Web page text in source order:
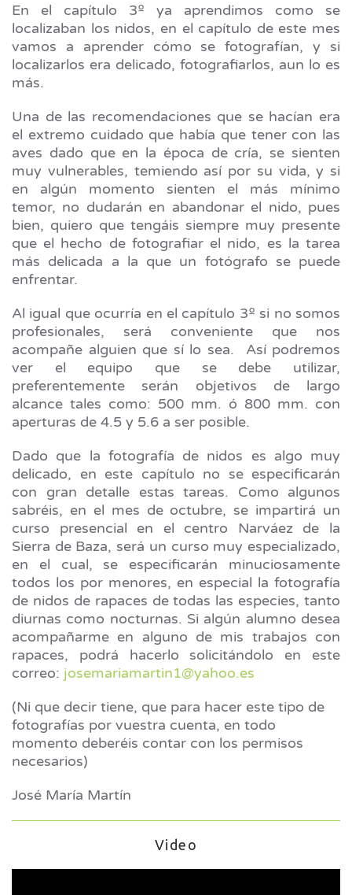
En el capítulo 3º ya aprendimos como se
localizaban los nidos, en el capítulo de este mes
vamos a aprender cómo se fotografían, y si
localizarlos era delicado, fotografiarlos, aun lo es
más.
Una de las recomendaciones que se hacían era
el extremo cuidado que había que tener con las
aves dado que en la época de cría, se sienten
muy vulnerables, temiendo así por su vida, y si
en algún momento sienten el más mínimo
temor, no dudarán en abandonar el nido, pues
bien, quiero que tengáis siempre muy presente
que el hecho de fotografiar el nido, es la tarea
más delicada a la que un fotógrafo se puede
enfrentar.
Al igual que ocurría en el capítulo 3º si no somos
profesionales, será conveniente que nos
acompañe alguien que sí lo sea. Así podremos
ver el equipo que se debe utilizar,
preferentemente serán objetivos de largo
alcance tales como: 500 mm. ó 800 mm. con
aperturas de 4.5 y 5.6 a ser posible.
Dado que la fotografía de nidos es algo muy
delicado, en este capítulo no se especificarán
con gran detalle estas tareas. Como algunos
sabréis, en el mes de octubre, se impartirá un
curso presencial en el centro Narváez de la
Sierra de Baza, será un curso muy especializado,
en el cual, se especificarán minuciosamente
todos los por menores, en especial la fotografía
de nidos de rapaces de todas las especies, tanto
diurnas como nocturnas. Si algún alumno desea
acompañarme en alguno de mis trabajos con
rapaces, podrá hacerlo solicitándolo en este
correo: josemariamartin1@yahoo.es
(Ni que decir tiene, que para hacer este tipo de
fotografías por vuestra cuenta, en todo
momento deberéis contar con los permisos
necesarios)
José María Martín
Video